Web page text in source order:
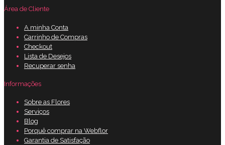
Área de Cliente
A minha Conta
Carrinho de Compras
Checkout
Lista de Desejos
Recuperar senha
Informações
Sobre as Flores
Serviços
Blog
Porquê comprar na Webflor
Garantia de Satisfação